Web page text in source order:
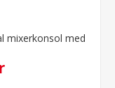
mixerkonsol med